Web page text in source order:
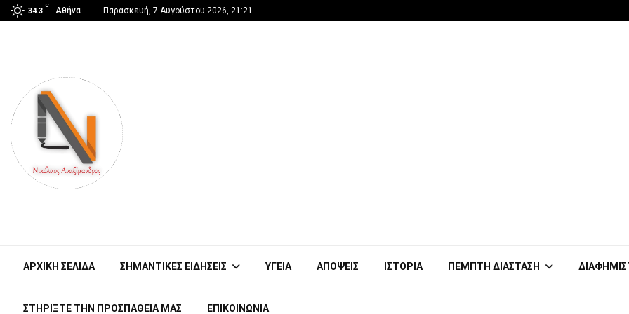
34.3
C
Αθήνα Παρασκευή, 7 Αυγούστου 2026, 21:21
ΑΡΧΙΚΗ ΣΕΛΙΔΑ ΣΗΜΑΝΤΙΚΕΣ ΕΙΔΗΣΕΙΣ ΥΓΕΙΑ ΑΠΟΨΕΙΣ ΙΣΤΟΡΙΑ ΠΕΜΠΤΗ ΔΙΑΣΤΑΣΗ
ΣΤΗΡΊΞΤΕ ΤΗΝ ΠΡΟΣΠΆΘΕΙΑ ΜΑΣ ΕΠΙΚΟΙΝΩΝΙΑ